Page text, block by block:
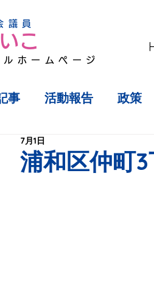
議員
ルホームページ
こ
事 活動報告 政策
浦和区仲町
7月1日